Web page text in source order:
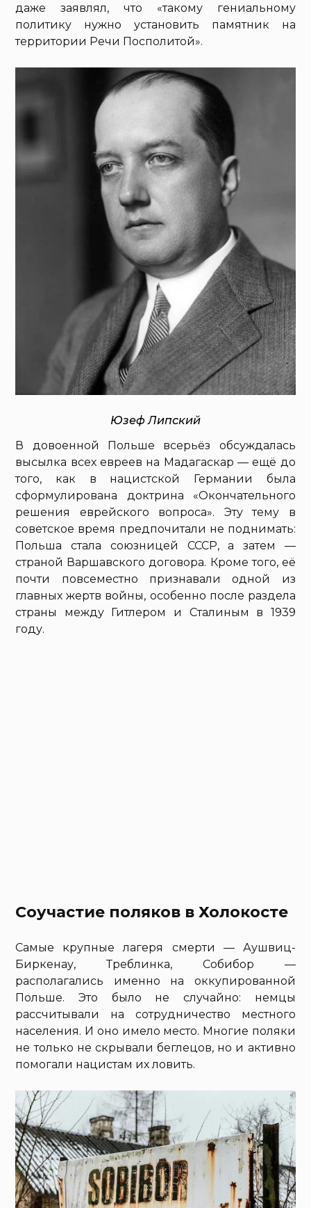
даже заявлял, что «такому гениальному
политику нужно установить памятник на
территории Речи Посполитой».
Юзеф Липский
В довоенной Польше всерьёз обсуждалась
высылка всех евреев на Мадагаскар — ещё до
того, как в нацистской Германии была
сформулирована доктрина «Окончательного
решения еврейского вопроса». Эту тему в
советское время предпочитали не поднимать:
Польша стала союзницей СССР, а затем —
страной Варшавского договора. Кроме того, её
почти повсеместно признавали одной из
главных жертв войны, особенно после раздела
страны между Гитлером и Сталиным в 1939
году.
Соучастие поляков в Холокосте
Самые крупные лагеря смерти — Аушвиц-
Биркенау, Треблинка, Собибор —
располагались именно на оккупированной
Польше. Это было не случайно: немцы
рассчитывали на сотрудничество местного
населения. И оно имело место. Многие поляки
не только не скрывали беглецов, но и активно
помогали нацистам их ловить.